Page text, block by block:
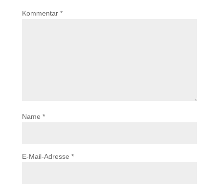
Kommentar *
Name *
E-Mail-Adresse *